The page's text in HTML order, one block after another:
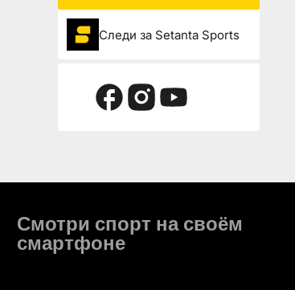
Следи за Setanta Sports
Смотри спорт на своём
смартфоне